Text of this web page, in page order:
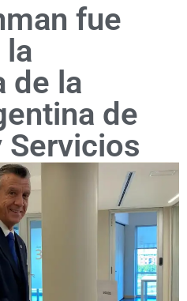
fue
de la
de
Servicios